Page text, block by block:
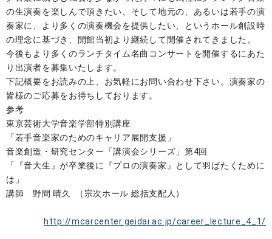
の生演奏を楽しんで頂きたい、そして地元の、あるいは若手の演
奏家に、より多くの演奏機会を提供したい、というホール創設時
の理念に基づき、開館当初より継続して開催されてきました。
今後もより多くのランチタイム名曲コンサートを開催するにあた
り出演者を募集いたします。
下記概要をお読みの上、お気軽にお問い合わせ下さい。演奏家の
皆様のご応募をお待ちしております。
参考
東京芸術大学音楽学部特別講座
「若手音楽家のためのキャリア展開支援」
音楽創造・研究センター「講演会シリーズ」第4回
「『音大生』が卒業後に『プロの演奏家』として羽ばたくために
は」
講師 野間 晴久 （宗次ホール 総括支配人）
http://mcarcenter.geidai.ac.jp/career_lecture_4_1/